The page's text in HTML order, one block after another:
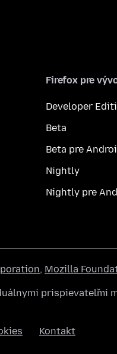
Firefox pre
Developer
Beta
Beta pre
Nightly
Nightly pre
, Mozilla
prispievateľmi
Kontakt